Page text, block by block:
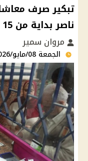
ناصر بداية من 15 مايو قبل عيد الأضحى
مروان سمير
الجمعة 08/مايو/2026 - 07:56 م